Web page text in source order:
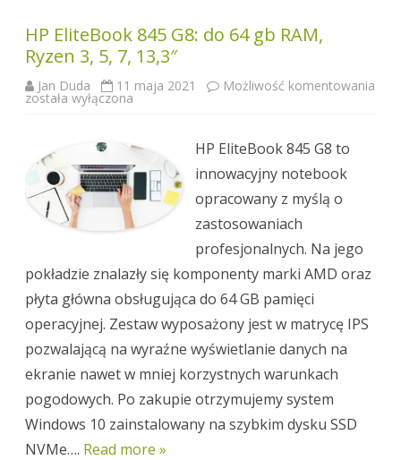
HP EliteBook 845 G8: do 64 gb RAM,
Ryzen 3, 5, 7, 13,3″
Jan Duda 11 maja 2021 Możliwość komentowania
HP
64
gb
RAM,
Ryzen
3,
została wyłączona
HP EliteBook 845 G8 to
innowacyjny notebook
opracowany z myślą o
zastosowaniach
profesjonalnych. Na jego
pokładzie znalazły się komponenty marki AMD oraz
płyta główna obsługująca do 64 GB pamięci
operacyjnej. Zestaw wyposażony jest w matrycę IPS
pozwalającą na wyraźne wyświetlanie danych na
ekranie nawet w mniej korzystnych warunkach
pogodowych. Po zakupie otrzymujemy system
Windows 10 zainstalowany na szybkim dysku SSD
NVMe…. Read more »